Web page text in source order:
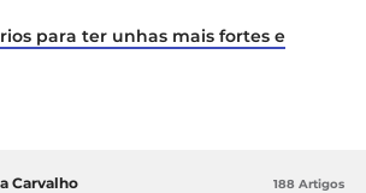
para ter unhas mais fortes e
Carvalho 188 Artigos